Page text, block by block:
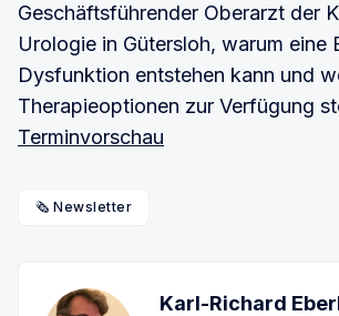
Geschäftsführender Oberarzt der
Urologie in Gütersloh, warum eine
Dysfunktion entstehen kann und
Therapieoptionen zur Verfügung
Terminvorschau
🗞️ Newsletter
Karl-Richard